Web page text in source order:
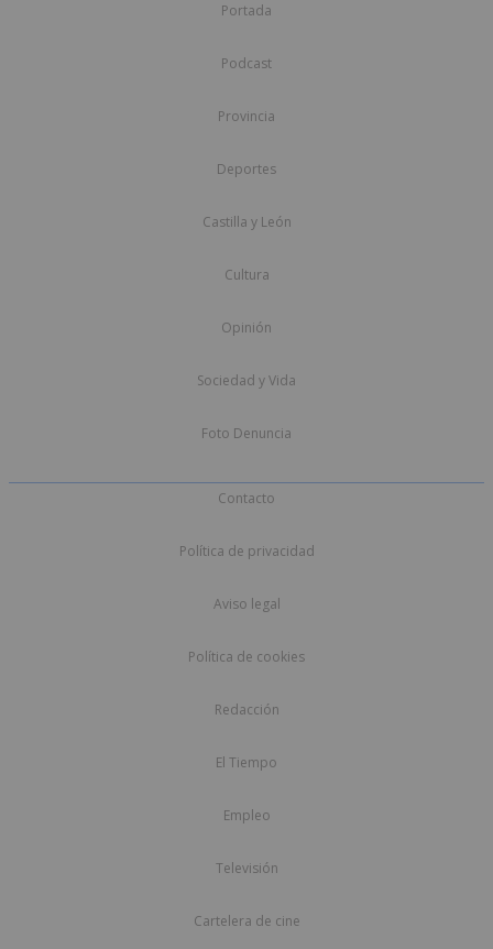
Portada
Podcast
Provincia
Deportes
Castilla y León
Cultura
Opinión
Sociedad y Vida
Foto Denuncia
Contacto
Política de privacidad
Aviso legal
Política de cookies
Redacción
El Tiempo
Empleo
Televisión
Cartelera de cine